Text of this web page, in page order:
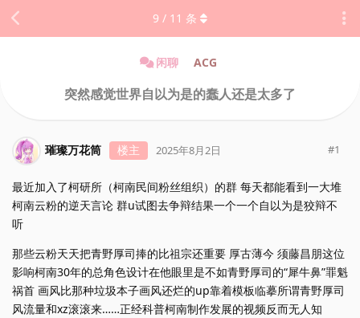
闲聊 ACG
突然感觉世界自以为是的蠢人还是太多了
9 / 11 条
璀璨万花筒 楼主 2025年8月2日 #1
最近加入了柯研所（柯南民间粉丝组织）的群 每天都能看到一大堆
柯南云粉的逆天言论 群u试图去争辩结果一个一个自以为是狡辩不
听
那些云粉天天把青野厚司捧的比祖宗还重要 厚古薄今 须藤昌朋这位
影响柯南30年的总角色设计在他眼里是不如青野厚司的“犀牛鼻”罪魁
祸首 画风比那种垃圾本子画风还烂的up靠着模板临摹所谓青野厚司
风流量和xz滚滚来……正经科普柯南制作发展的视频反而无人知